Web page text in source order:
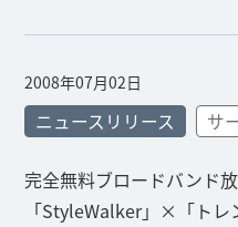
2008年07月02日
ニュースリリース サ
完全無料ブロードバンド
「StyleWalker」×「トレ